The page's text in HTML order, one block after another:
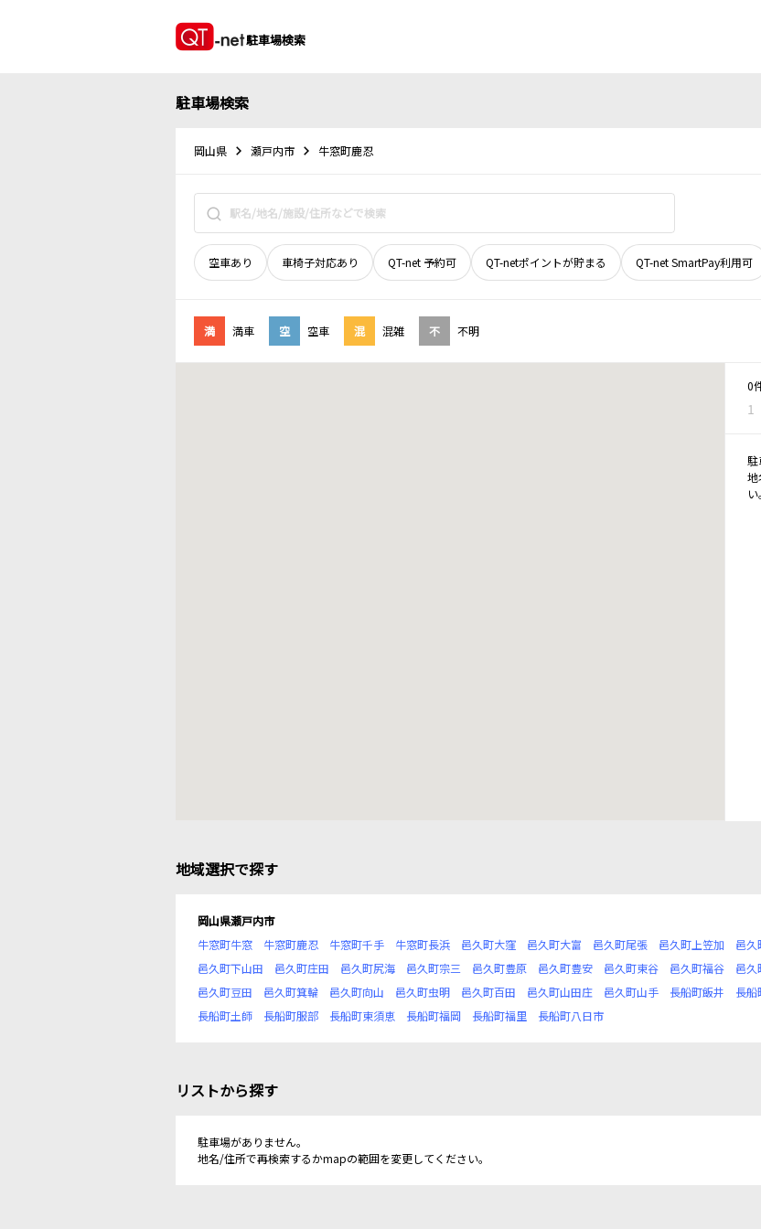
駐車場検索
駐車場検索
岡山県 瀬戸内市 牛窓町鹿忍
空車あり 車椅子対応あり QT-net 予約可 QT-netポイントが貯まる QT-net SmartPay利用可
満 満車 空 空車 混 混雑 不 不明
0
1
駐
地
い。
地域選択で探す
岡山県瀬戸内市
牛窓町牛窓
牛窓町鹿忍 牛窓町千手 牛窓町長浜 邑久町大窪 邑久町大富 邑久町尾張 邑久町上笠加 邑久
邑久町下山田
邑久町庄田 邑久町尻海 邑久町宗三 邑久町豊原 邑久町豊安 邑久町東谷 邑久町福谷 邑久
邑久町豆田
邑久町箕輪 邑久町向山 邑久町虫明 邑久町百田 邑久町山田庄 邑久町山手 長船町飯井 長船
長船町土師
長船町服部 長船町東須恵 長船町福岡 長船町福里 長船町八日市
リストから探す
駐車場がありません。
地名/住所で再検索するかmapの範囲を変更してください。